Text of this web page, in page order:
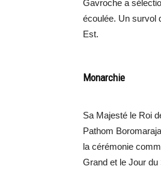
Gavroche a
écoulée. Un survol
Est.
Monarchie
Sa Majesté le Roi
Pathom
la cérémonie
Grand et le Jour